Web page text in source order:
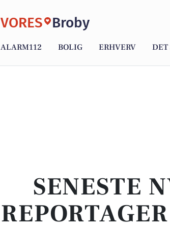
VORES Broby
ALARM112 BOLIG ERHVERV DET
SENESTE